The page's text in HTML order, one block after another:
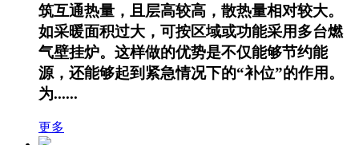
筑互通热量，且层高较高，散热量相对较大。
如采暖面积过大，可按区域或功能采用多台燃
气壁挂炉。这样做的优势是不仅能够节约能
源，还能够起到紧急情况下的“补位”的作用。
为......
更多